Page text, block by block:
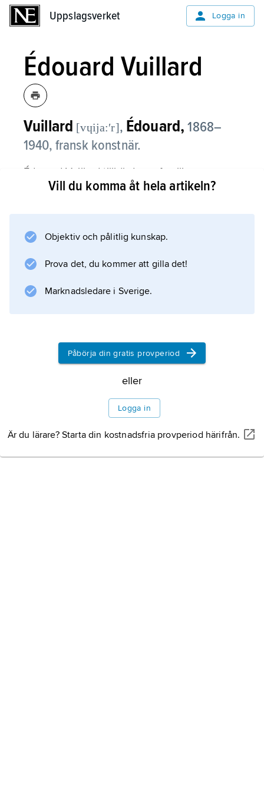
Uppslagsverket Logga in
Édouard Vuillard
Vuillard [vɥija:ʹr], Édouard, 1868–
1940, fransk konstnär.
Édouard Vuillard tillhörde en familj av
textiltillverkare och sysselsattes tidigt med
medlemmarna av
och tillhörde efter 1888 deras konstnärskrets.
Vill du komma åt hela artikeln?
Objektiv och pålitlig kunskap.
Prova det, du kommer att gilla det!
Marknadsledare i Sverige.
Påbörja din gratis provperiod
eller
Logga in
Är du lärare? Starta din kostnadsfria provperiod härifrån.